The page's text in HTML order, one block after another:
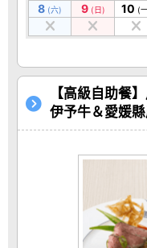
8 (六) 9 (日) 10 (
【高級自助餐
伊予牛＆愛媛